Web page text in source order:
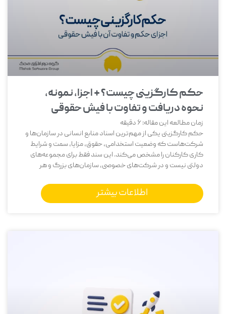
حکم کارگزینی چیست؟ + اجزا، نمونه،
نحوه دریافت و تفاوت با فیش حقوقی
زمان مطالعه این مقاله:6 دقیقه
حکم کارگزینی یکی از مهم‌ترین اسناد منابع انسانی در سازمان‌ها و
شرکت‌هاست که وضعیت استخدامی، حقوق، مزایا، سمت و شرایط
کاری کارکنان را مشخص می‌کند. این سند فقط برای مجموعه‌های
دولتی نیست و در شرکت‌های خصوصی، سازمان‌های بزرگ و هر
اطلاعات بیشتر